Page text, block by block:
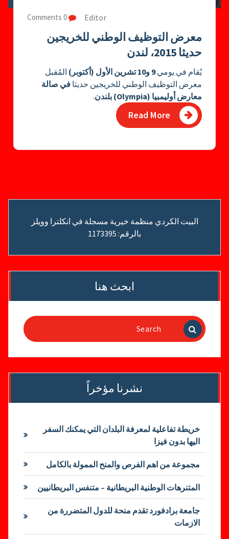
Editor
0 Comments
معرض التوظيف الوطني للخريجين
حديثا 2015، لندن
يُقام في يومي 9 و10 تشرين الأول (أكتوبر)
المُقبل
معرض التوظيف الوطني للخريجين حديثافي صالة
معارض أوليمبيا (Olympia) بلندن
.
Read More
البيت الكردي منظمة خيرية مسجلة في انكلترا وويلز
بالرقم: 1173395
ابحث هنا
Search
for:
نشرنا مؤخراً
خريطة تفاعلية لمعرفة البلدان التي يمكنك السفر
اليها بدون فيزا
مجموعة من اهم الفرص والمنح الممولة بالكامل
المتنرهات الوطنية البريطانية – متنفس البريطانيين
جامعة برادفورد تقدم منحة للدول المتضررة من
الازمات